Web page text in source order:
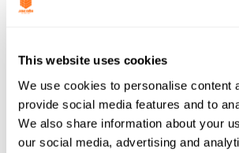
This website uses cookies
We use cookies to personalise content
provide social media features and to
We also share information about your
our social media, advertising and
Antes de adquirir las carretillas
aire de las fábricas de Jacobi con
polvo de carbón en suspensión. Las
funcionan con diésel requieren de una
inyección de aire que posteriormente
tubo de escape y que remueve el polvo